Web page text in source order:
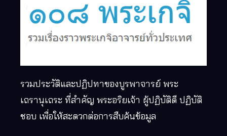
รวมประวัติและปฏิปทาของบูรพาจารย์ พระ
เถรานุเถระ ที่สำคัญ พระอริยเจ้า ผู้ปฏิบัติดี ปฏิบัติ
ชอบ เพื่อให้สะดวกต่อการสืบค้นข้อมูล